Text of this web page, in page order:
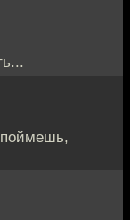
поймешь,